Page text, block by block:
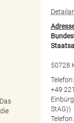
50728
+49
StAG))